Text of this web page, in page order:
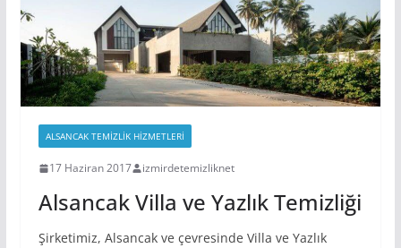
ALSANCAK TEMIZLIK HIZMETLERI
17 Haziran 2017 izmirdetemizliknet
Alsancak Villa ve Yazlık Temizliği
Şirketimiz, Alsancak ve çevresinde Villa ve Yazlık